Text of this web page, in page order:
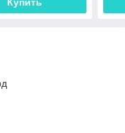
Купить